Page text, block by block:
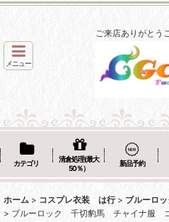
ご来店ありがとう
メニュー
カテゴリ
清倉処理(最大
50％）
新品予約
ホーム > コスプレ衣装 は行 > ブルーロッ
> ブルーロック 千切豹馬 チャイナ服